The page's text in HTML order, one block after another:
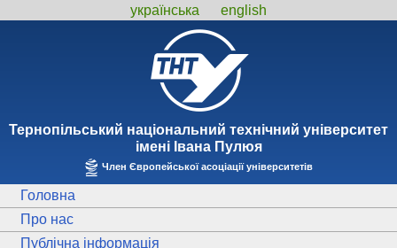
українська english
Тернопiльський національний технiчний унiверситет
iменi Iвана Пулюя
Член Європейської асоціації університетів
Головна
Про нас
Публічна інформація